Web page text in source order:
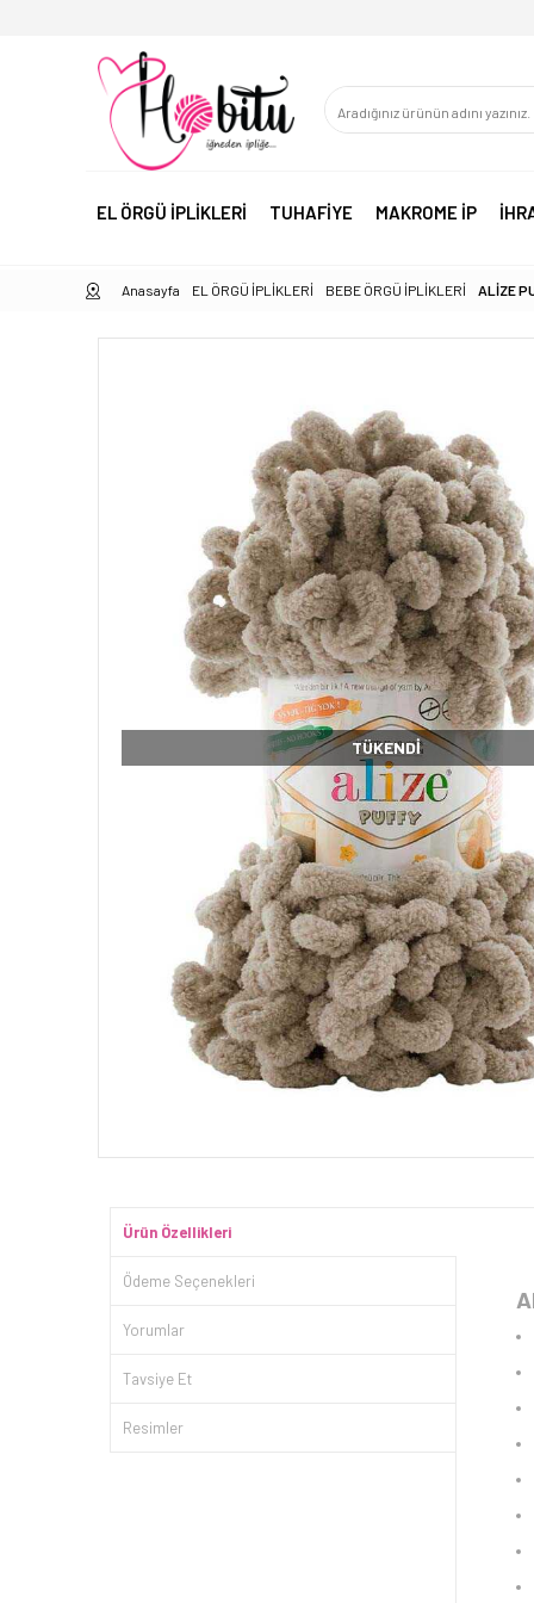
EL ÖRGÜ İPLİKLERİ TUHAFİYE MAKROME İP
Anasayfa EL ÖRGÜ İPLİKLERİ BEBE ÖRGÜ İPLİKLERİ ALİZE
TÜKENDI
Ürün Özellikleri
Ödeme Seçenekleri
Yorumlar
Tavsiye Et
Resimler